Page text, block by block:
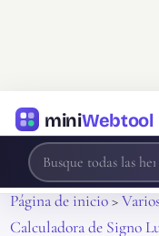
miniWebtool
Página de inicio>Varios
Calculadora de Signo